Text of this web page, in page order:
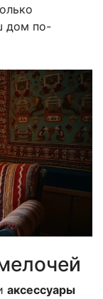
дом по-
аксессуары